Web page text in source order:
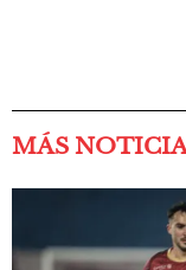
MÁS